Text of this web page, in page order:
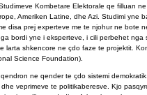
Kombetare Elektorale qe filluan
Ameriken Latine, dhe Azi. Studimi yne
disa prej experteve me te njohur ne bote
bordi yne i eksperteve, i cili perbehet
larta shkencore ne çdo faze te projektit.
Science Foundation).
ne qender te çdo sistemi
veprimeve te politikaberesve. Kjo